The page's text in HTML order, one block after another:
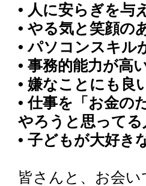
• 人に安らぎを与
• やる気と笑顔の
• パソコンスキル
• 事務的能力が高
• 嫌なことにも良
• 仕事を「お金の
やろうと思ってる
• 子どもが大好き
皆さんと、お会